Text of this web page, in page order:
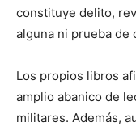
constituye delito,
alguna ni prueba
Los propios libros
amplio abanico de
militares. Además,